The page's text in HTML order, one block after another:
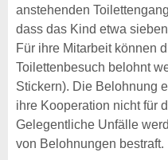
anstehenden
dass das Kind etwa
Für ihre Mitarbeit können
Toilettenbesuch belohnt
Stickern). Die Belohnung
ihre Kooperation nicht für
Gelegentliche Unfälle
von Belohnungen bestraft.